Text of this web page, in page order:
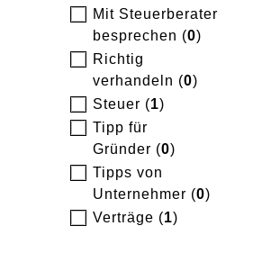
Mit Steuerberater
besprechen (0)
Richtig
verhandeln (0)
Steuer (1)
Tipp für
Gründer (0)
Tipps von
Unternehmer (0)
Verträge (1)